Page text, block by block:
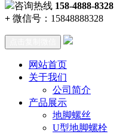
咨询热线 158-4888-8328
+ 微信号： 15848888328
网站首页
关于我们
公司简介
产品展示
地脚螺丝
U型地脚螺栓